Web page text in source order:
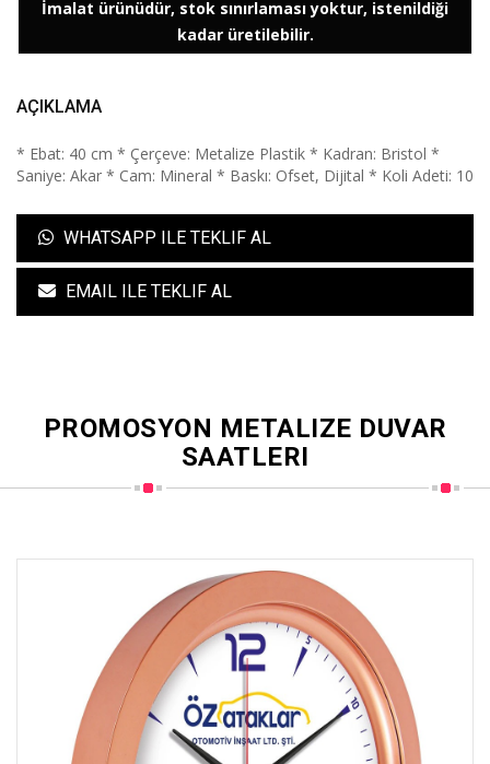
İmalat ürünüdür, stok sınırlaması yoktur, istenildiği
kadar üretilebilir.
AÇIKLAMA
* Ebat: 40 cm * Çerçeve: Metalize Plastik * Kadran: Bristol *
Saniye: Akar * Cam: Mineral * Baskı: Ofset, Dijital * Koli Adeti: 10
WHATSAPP ILE TEKLIF AL
EMAIL ILE TEKLIF AL
PROMOSYON METALIZE DUVAR
SAATLERI